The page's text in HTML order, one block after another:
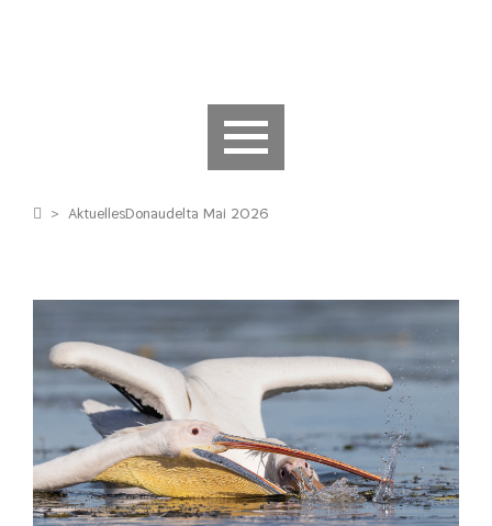
> AktuellesDonaudelta Mai 2026